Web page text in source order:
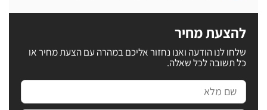
להצעת מחיר
שלחו לנו הודעה ואנו נחזור אליכם במהרה עם הצעת מחיר או
כל תשובה לכל שאלה.